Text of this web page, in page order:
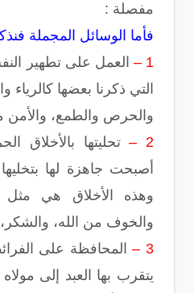
مفصلة :
فأما الوسائل المجملة
1 –
العمل على تطهير
التي ذكرنا بعضها
والحرص والطمع، والأمن
2 –
تحليتها بالأخلاق
أصبحت جاهزة لها
وهذه الأخلاق هي مثل :
والخوف من الله،
3 –
المحافظة على
يتقرب بها العبد إلى